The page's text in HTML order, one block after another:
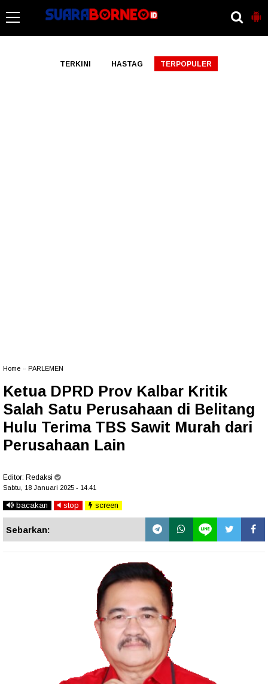
TERKINI HASTAG TERPOPULER
Home PARLEMEN
Ketua DPRD Prov Kalbar Kritik
Salah Satu Perusahaan di Belitang
Hulu Terima TBS Sawit Murah dari
Perusahaan Lain
Editor: Redaksi
Sabtu, 18 Januari 2025 - 14.41
bacakan stop screen
Sebarkan: